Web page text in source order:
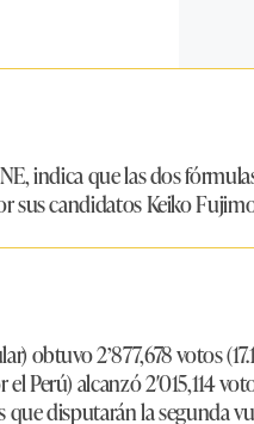
indica que las dos
sus candidatos Keiko
obtuvo 2’877,678 votos
Perú) alcanzó 2′015,114
disputarán la segunda